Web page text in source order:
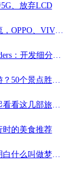
、放弃LCD
的好日子要到头了吗？
智能家居与蓝牙测向重点
荐，收藏这篇文章就够了
片，让你的眼睛走遍世界
时的美食推荐
堂！（附最新跳岛攻略）